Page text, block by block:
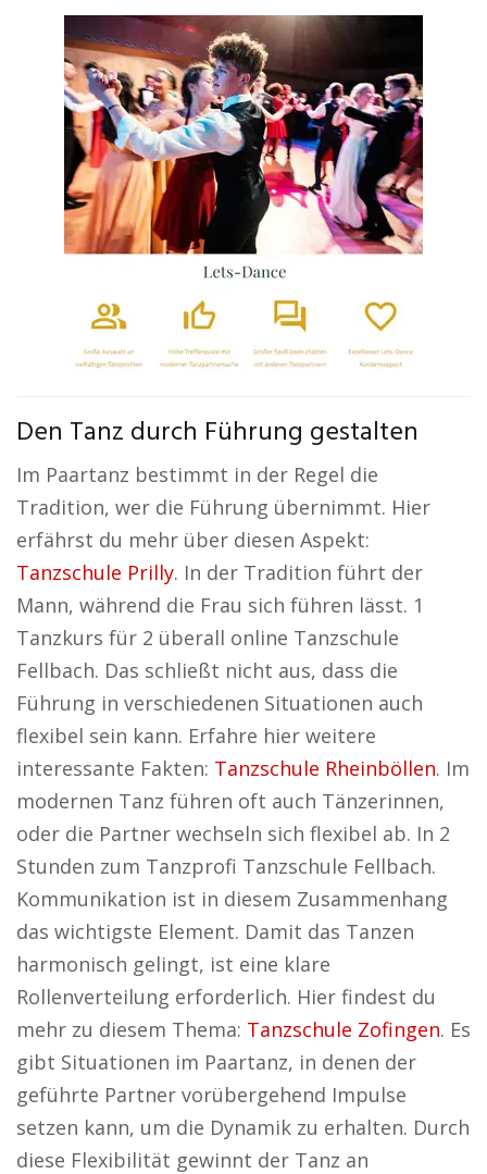
Den Tanz durch Führung gestalten
Im Paartanz bestimmt in der Regel die
Tradition, wer die Führung übernimmt. Hier
erfährst du mehr über diesen Aspekt:
Tanzschule Prilly. In der Tradition führt der
Mann, während die Frau sich führen lässt. 1
Tanzkurs für 2 überall online Tanzschule
Fellbach. Das schließt nicht aus, dass die
Führung in verschiedenen Situationen auch
flexibel sein kann. Erfahre hier weitere
interessante Fakten: Tanzschule Rheinböllen. Im
modernen Tanz führen oft auch Tänzerinnen,
oder die Partner wechseln sich flexibel ab. In 2
Stunden zum Tanzprofi Tanzschule Fellbach.
Kommunikation ist in diesem Zusammenhang
das wichtigste Element. Damit das Tanzen
harmonisch gelingt, ist eine klare
Rollenverteilung erforderlich. Hier findest du
mehr zu diesem Thema: Tanzschule Zofingen. Es
gibt Situationen im Paartanz, in denen der
geführte Partner vorübergehend Impulse
setzen kann, um die Dynamik zu erhalten. Durch
diese Flexibilität gewinnt der Tanz an